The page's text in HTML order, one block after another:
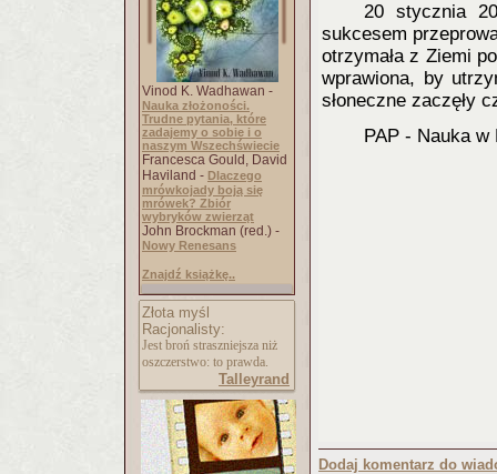
Vinod K. Wadhawan -
Nauka złożoności.
Trudne pytania, które
zadajemy o sobie i o
naszym Wszechświecie
Francesca Gould, David
Haviland - Dlaczego
mrówkojady boją się
mrówek? Zbiór
wybryków zwierząt
John Brockman (red.) -
Nowy Renesans
Znajdź książkę..
Złota myśl
Racjonalisty:
Jest broń straszniejsza niż
oszczerstwo: to prawda.
Talleyrand
20 stycznia
sukcesem
otrzymała z Ziemi
wprawiona, by
słoneczne zaczęły
PAP - Nauka w
Dodaj komentarz do